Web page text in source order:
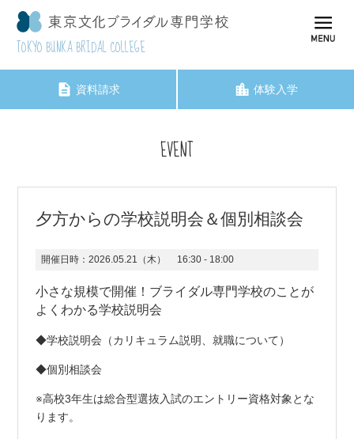
TOKYO BUNKA BRIDAL COLLEGE
資料請求 体験入学
EVENT
夕方からの学校説明会＆個別相談会
開催日時： 2026.05.21（木） 16:30 - 18:00
小さな規模で開催！ブライダル専門学校のことが
よくわかる学校説明会
◆学校説明会（カリキュラム説明、就職について）
◆個別相談会
※高校3年生は総合型選抜入試のエントリー資格対象とな
ります。